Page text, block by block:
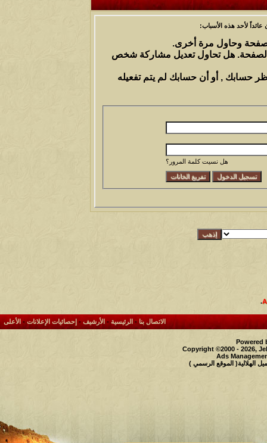
لأحد هذه الأسباب:
وحاول مرة أخرى.
الصفحة. هل تحاول تعديل مشاركة شخص
حسابك , أو أن حسابك لم يتم تفعيله
هل نسيت كلمة المرور؟
.
الاتصال بنا- الرئيسية-الأرشيف- إحصائيات الإعلانات- الأعلى
Powered
Copyright ©2000 - 2026,
Ads
الهلالية( الموقع الرسمي )